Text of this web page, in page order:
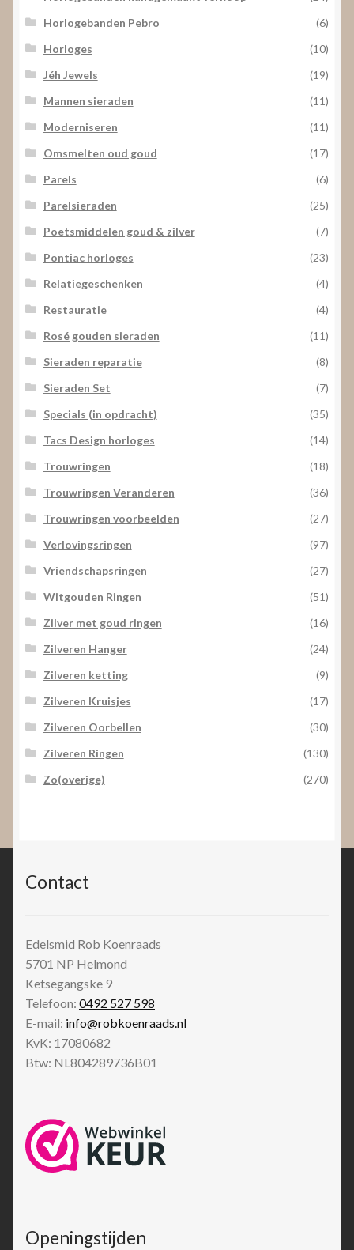
Horlogebanden Pebro
(6)
Horloges
(10)
Jéh Jewels
(19)
Mannen sieraden
(11)
Moderniseren
(11)
Omsmelten oud goud
(17)
Parels
(6)
Parelsieraden
(25)
Poetsmiddelen goud & zilver
(7)
Pontiac horloges
(23)
Relatiegeschenken
(4)
Restauratie
(4)
Rosé gouden sieraden
(11)
Sieraden reparatie
(8)
Sieraden Set
(7)
Specials (in opdracht)
(35)
Tacs Design horloges
(14)
Trouwringen
(18)
Trouwringen Veranderen
(36)
Trouwringen voorbeelden
(27)
Verlovingsringen
(97)
Vriendschapsringen
(27)
Witgouden Ringen
(51)
Zilver met goud ringen
(16)
Zilveren Hanger
(24)
Zilveren ketting
(9)
Zilveren Kruisjes
(17)
Zilveren Oorbellen
(30)
Zilveren Ringen
(130)
Zo(overige)
(270)
Contact
Edelsmid Rob Koenraads
5701 NP Helmond
Ketsegangske 9
Telefoon: 0492 527 598
E-mail: info@robkoenraads.nl
KvK: 17080682
Btw: NL804289736B01
Openingstijden